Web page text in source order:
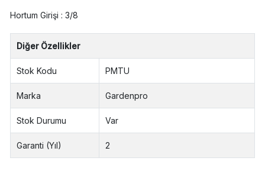
Hortum Girişi : 3/8
Diğer Özellikler
Stok Kodu PMTU
Marka Gardenpro
Stok Durumu Var
Garanti (Yıl) 2